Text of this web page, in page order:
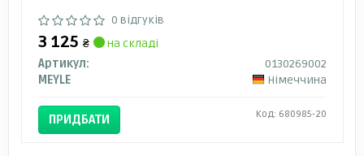
0 відгуків
3 125 ₴
на складі
Артикул:
0130269002
MEYLE
Німеччина
ПРИДБАТИ Код: 680985-20